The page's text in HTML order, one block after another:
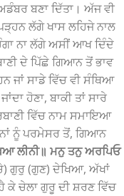
ਬਣਾ ਦਿੱਤਾ। ਅੱਜ ਵੀ
ਲੱਗੇ ਖਾਸ ਲਹਿਜੇ ਨਾਲ
ਨਾ ਲੱਗੇ ਅਸੀਂ ਆਖ ਦਿੰਦੇ
ਦੇ ਪਿੱਛੇ ਗਿਆਨ ਤੋਂ ਭਾਵ
ਜਾਂ ਸਾਡੇ ਵਿੱਚ ਵੀ ਸੰਥਿਆ
ਹੋਣਾ, ਬਾਕੀ ਤਾਂ ਸਾਰੇ
ਵਿੱਚ ਨਾਮ ਸਮਾਇਆ
ਨੂੰ ਪਰਮੇਸਰ ਤੋਂ, ਗਿਆਨ
ਲੀਨੀ॥ ਮਨੁ ਤਨੁ ਅਰਪਿਓ
ਗੁਰੁ (ਗੁਣ) ਦੇਖਿਆ, ਅੱਖਾਂ
ਕੇ ਚੇਲਾ ਗੁਰੂ ਦੀ ਸ਼ਰਣ ਵਿੱਚ